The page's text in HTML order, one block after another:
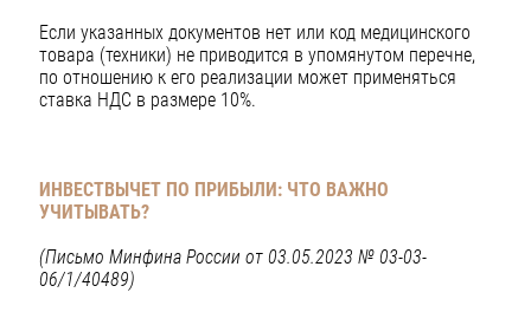
Если указанных документов нет или код медицинского
товара (техники) не приводится в упомянутом перечне,
по отношению к его реализации может применяться
ставка НДС в размере 10%.
ИНВЕСТВЫЧЕТ ПО ПРИБЫЛИ: ЧТО ВАЖНО
УЧИТЫВАТЬ?
(Письмо Минфина России от 03.05.2023 № 03-03-
06/1/40489)